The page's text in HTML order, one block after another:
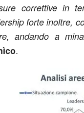
correttive in
forte inoltre,
andando a
.